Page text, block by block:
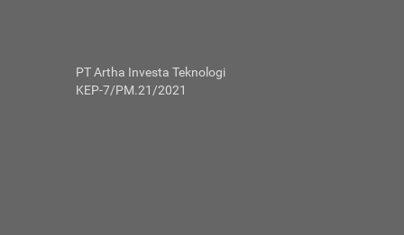
Mulai
kembali ideal.
utang
PT Artha Investa Teknologi
KEP-7/PM.21/2021